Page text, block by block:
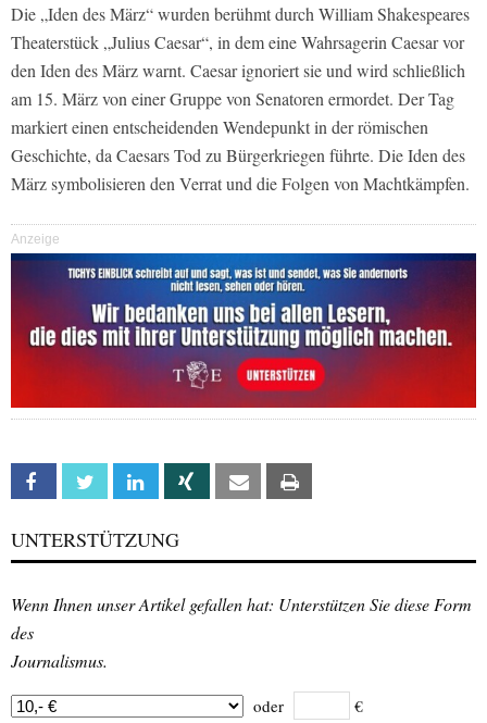
Die „Iden des März“ wurden berühmt durch William Shakespeares
Theaterstück „Julius Caesar“, in dem eine Wahrsagerin Caesar vor
den Iden des März warnt. Caesar ignoriert sie und wird schließlich
am 15. März von einer Gruppe von Senatoren ermordet. Der Tag
markiert einen entscheidenden Wendepunkt in der römischen
Geschichte, da Caesars Tod zu Bürgerkriegen führte. Die Iden des
März symbolisieren den Verrat und die Folgen von Machtkämpfen.
Anzeige
Facebook Twitter Linkedin Xing Email
UNTERSTÜTZUNG
Wenn Ihnen unser Artikel gefallen hat: Unterstützen Sie diese Form
des
Journalismus.
oder €